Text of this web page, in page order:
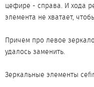
цефире - справа. И хода
элемента не хватает,
Причем про левое
удалось заменить.
Зеркальные элементы